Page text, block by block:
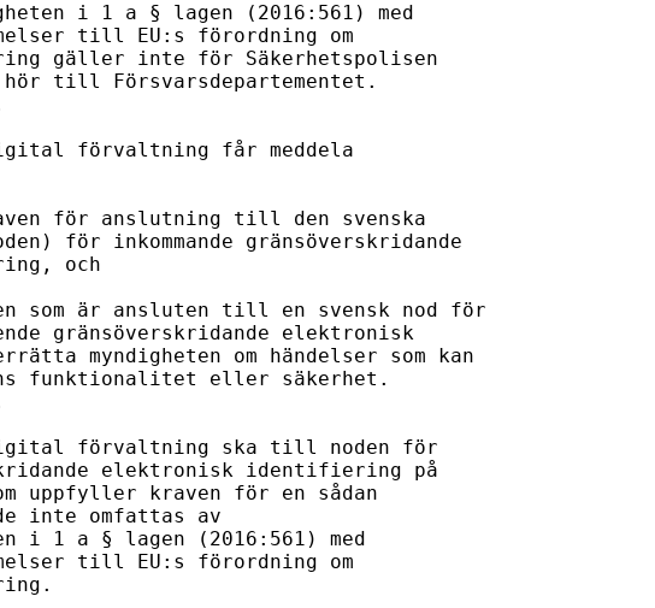
i 1 a § lagen (2016:561) med
till EU:s förordning om
gäller inte för Säkerhetspolisen
hör till Försvarsdepartementet.
förvaltning får meddela
för anslutning till den svenska
för inkommande gränsöverskridande
och
som är ansluten till en svensk nod för
gränsöverskridande elektronisk
myndigheten om händelser som kan
funktionalitet eller säkerhet.
förvaltning ska till noden för
elektronisk identifiering på
uppfyller kraven för en sådan
inte omfattas av
i 1 a § lagen (2016:561) med
till EU:s förordning om